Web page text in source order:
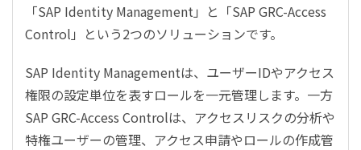
「SAP Identity Management」と「SAP GRC-Access
Control」という2つのソリューションです。
SAP Identity Managementは、ユーザーIDやアクセス
権限の設定単位を表すロールを一元管理します。一方
SAP GRC-Access Controlは、アクセスリスクの分析や
特権ユーザーの管理、アクセス申請やロールの作成管